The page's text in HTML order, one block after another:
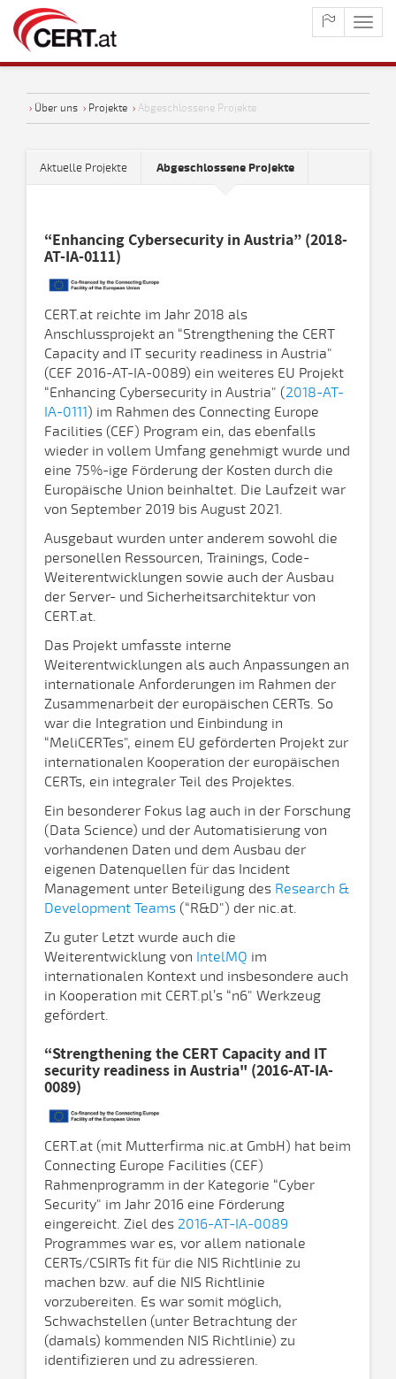
› Über uns › Projekte › Abgeschlossene Projekte
Aktuelle Projekte Abgeschlossene Projekte
“Enhancing Cybersecurity in Austria” (2018-
AT-IA-0111)
CERT.at reichte im Jahr 2018 als
Anschlussprojekt an “Strengthening the CERT
Capacity and IT security readiness in Austria"
(CEF 2016-AT-IA-0089) ein weiteres EU Projekt
“Enhancing Cybersecurity in Austria" (2018-AT-
IA-0111) im Rahmen des Connecting Europe
Facilities (CEF) Program ein, das ebenfalls
wieder in vollem Umfang genehmigt wurde und
eine 75%-ige Förderung der Kosten durch die
Europäische Union beinhaltet. Die Laufzeit war
von September 2019 bis August 2021.
Ausgebaut wurden unter anderem sowohl die
personellen Ressourcen, Trainings, Code-
Weiterentwicklungen sowie auch der Ausbau
der Server- und Sicherheitsarchitektur von
CERT.at.
Das Projekt umfasste interne
Weiterentwicklungen als auch Anpassungen an
internationale Anforderungen im Rahmen der
Zusammenarbeit der europäischen CERTs. So
war die Integration und Einbindung in
“MeliCERTes", einem EU geförderten Projekt zur
internationalen Kooperation der europäischen
CERTs, ein integraler Teil des Projektes.
Ein besonderer Fokus lag auch in der Forschung
(Data Science) und der Automatisierung von
vorhandenen Daten und dem Ausbau der
eigenen Datenquellen für das Incident
Management unter Beteiligung des Research &
Development Teams (“R&D") der nic.at.
Zu guter Letzt wurde auch die
Weiterentwicklung von IntelMQ im
internationalen Kontext und insbesondere auch
in Kooperation mit CERT.pl’s “n6" Werkzeug
gefördert.
“Strengthening the CERT Capacity and IT
security readiness in Austria" (2016-AT-IA-
0089)
CERT.at (mit Mutterfirma nic.at GmbH) hat beim
Connecting Europe Facilities (CEF)
Rahmenprogramm in der Kategorie “Cyber
Security" im Jahr 2016 eine Förderung
eingereicht. Ziel des 2016-AT-IA-0089
Programmes war es, vor allem nationale
CERTs/CSIRTs fit für die NIS Richtlinie zu
machen bzw. auf die NIS Richtlinie
vorzubereiten. Es war somit möglich,
Schwachstellen (unter Betrachtung der
(damals) kommenden NIS Richtlinie) zu
identifizieren und zu adressieren.